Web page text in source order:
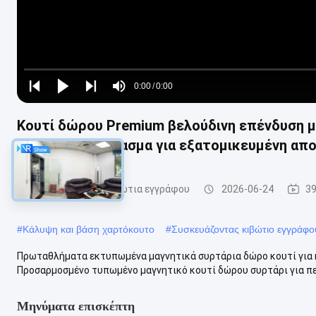
Play
Play
Play
Mute
Time
0:00/0:00
Loaded:
0%
Κουτί δώρου Premium βελούδινη επένδυση
λουλουδάτο ύφασμα για εξατομικευμένη
συσκευάζοντας κιβώτια εγγράφου 2026-06-24
#Κάλυψη και βάση χαρτόκουτο #Συσκευάζοντας κιβώτιο
Πρωταθλήματα εκτυπωμένα μαγνητικά συρτάρια δώρο κουτί
Προσαρμοσμένο τυπωμένο μαγνητικό κουτί δώρου συρτάρι για
Μηνύματα επισκέπτη